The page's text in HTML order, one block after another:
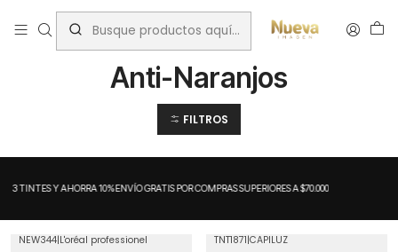
Inicio Matizadores Anti-Naranjos
Anti-Naranjos
FILTROS
3 TINTES Y AHORRA 10%ENVÍO GRATIS POR COMPRAS SUPERIORES A $70.000
NEW344|L'oréal professionel TNT1871|CAPILUZ